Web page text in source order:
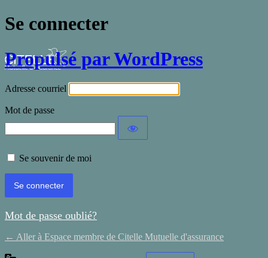
Se connecter
Propulsé par WordPress
Adresse courriel
Mot de passe
Se souvenir de moi
Mot de passe oublié?
← Aller à Espace membre de Citelle Mutuelle d'assurance